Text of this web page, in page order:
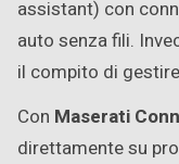
assistant) con
auto senza fili.
il compito di
Con Maserati
direttamente su